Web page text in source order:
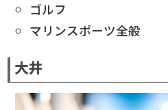
ゴルフ
マリンスポーツ全般
大井